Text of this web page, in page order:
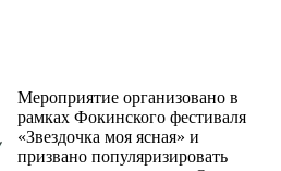
Мероприятие организовано в
рамках Фокинского фестиваля
«Звездочка моя ясная» и
призвано популяризировать